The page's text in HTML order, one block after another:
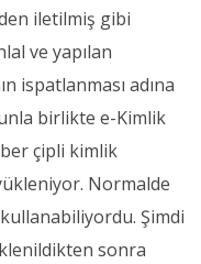
iletilmiş gibi
ve yapılan
ispatlanması adına
birlikte e-Kimlik
çipli kimlik
Normalde
Şimdi
sonra